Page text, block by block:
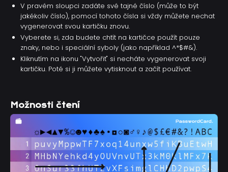
V pravém sloupci zadáte své tajné číslo (může to být
jakékoliv číslo), pomocí tohoto čísla si vždy můžete nechat
vygenerovat svou kartičku znovu.
Vyberete si, zda budete chtít na kartičce použít pouze
znaky, nebo i speciální syboly (jako například ^*$#&).
Kliknutím na ikonu "Vytvořit" si necháte vygenerovat svoji
kartičku. Poté si ji můžete vytisknout a začít používat.
Možnosti čtení